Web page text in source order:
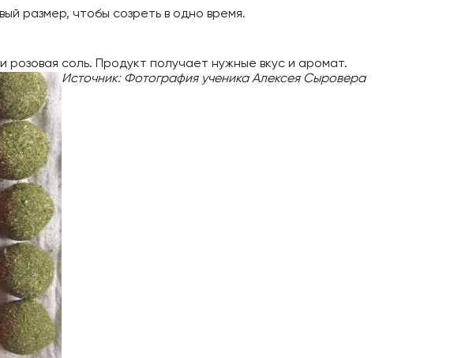
размер, чтобы созреть в одно время.
соль. Продукт получает нужные вкус и аромат.
Источник: Фотография ученика Алексея Сыровера